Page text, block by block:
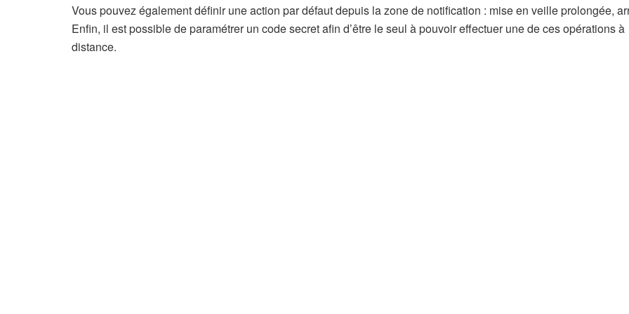
Vous pouvez également définir une action par défaut depuis la zone de notification : mise en veille prolongée,
Enfin, il est possible de paramétrer un code secret afin d’être le seul à pouvoir effectuer une de ces opérations à
distance.